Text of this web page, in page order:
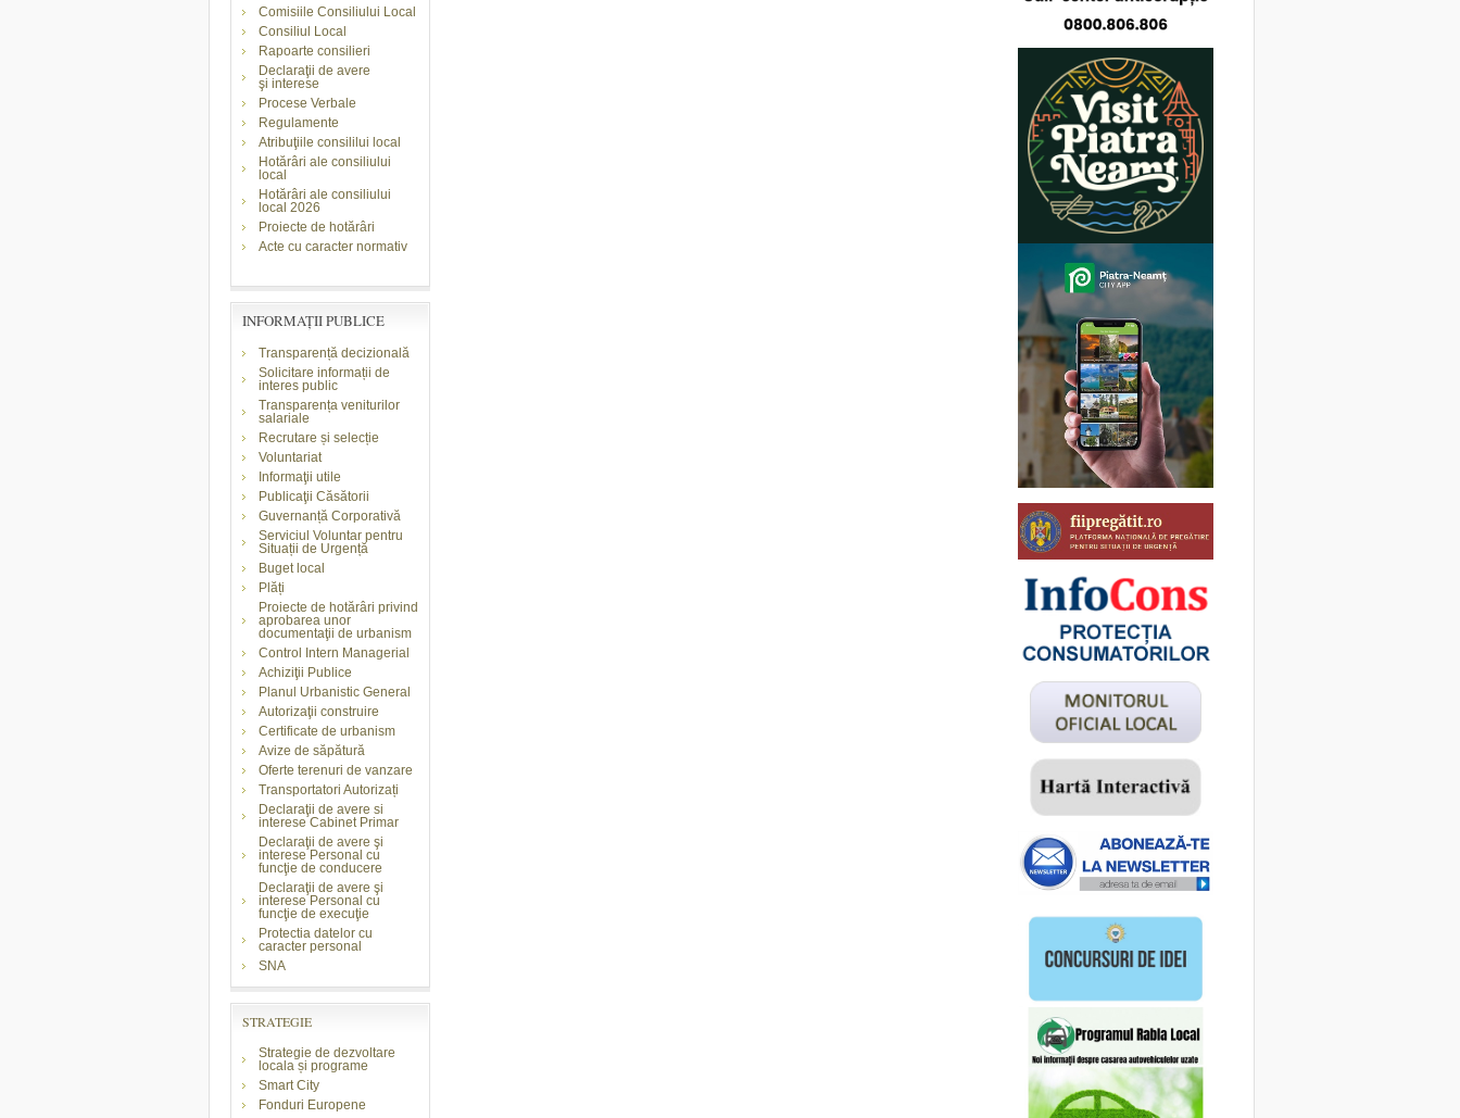
Comisiile Consiliului Local
Consiliul Local
Rapoarte consilieri
Declaraţii de avere
şi interese
Procese Verbale
Regulamente
Atribuţiile consililui local
Hotărâri ale consiliului
local
Hotărâri ale consiliului
local 2026
Proiecte de hotărâri
Acte cu caracter normativ
INFORMAŢII PUBLICE
Transparență decizională
Solicitare informații de
interes public
Transparența veniturilor
salariale
Recrutare și selecție
Voluntariat
Informaţii utile
Publicaţii Căsătorii
Guvernanță Corporativă
Serviciul Voluntar pentru
Situații de Urgență
Buget local
Plăți
Proiecte de hotărâri privind
aprobarea unor
documentaţii de urbanism
Control Intern Managerial
Achiziţii Publice
Planul Urbanistic General
Autorizaţii construire
Certificate de urbanism
Avize de săpătură
Oferte terenuri de vanzare
Transportatori Autorizați
Declaraţii de avere si
interese Cabinet Primar
Declaraţii de avere şi
interese Personal cu
funcţie de conducere
Declaraţii de avere şi
interese Personal cu
funcţie de execuţie
Protectia datelor cu
caracter personal
SNA
STRATEGIE
Strategie de dezvoltare
locala și programe
Smart City
Fonduri Europene